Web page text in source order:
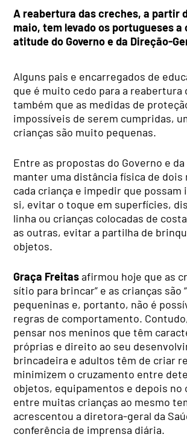
A reabertura das creches, a partir
maio, tem levado os portugueses
atitude do Governo e da Direção-
Alguns pais e encarregados de
que é muito cedo para a reabertura
também que as medidas de
impossíveis de serem cumpridas,
crianças são muito pequenas.
Entre as propostas do Governo e da
manter uma distância física de
cada criança e impedir que
si, evitar o toque em superfícies,
linha ou crianças colocadas de
as outras, evitar a partilha de
objetos.
Graça Freitasafirmou hoje que as
sítio para brincar” e as crianças são
pequeninas e, portanto, não é
regras de comportamento.
pensar nos meninos que têm
próprias e direito ao seu
brincadeira e adultos têm de criar
minimizem o cruzamento entre
objetos, equipamentos e depois no
entre muitas crianças ao mesmo
acrescentou a diretora-geral da
conferência de imprensa diária.